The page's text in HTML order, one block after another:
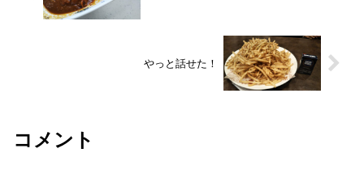
やっと話せた！
コメント